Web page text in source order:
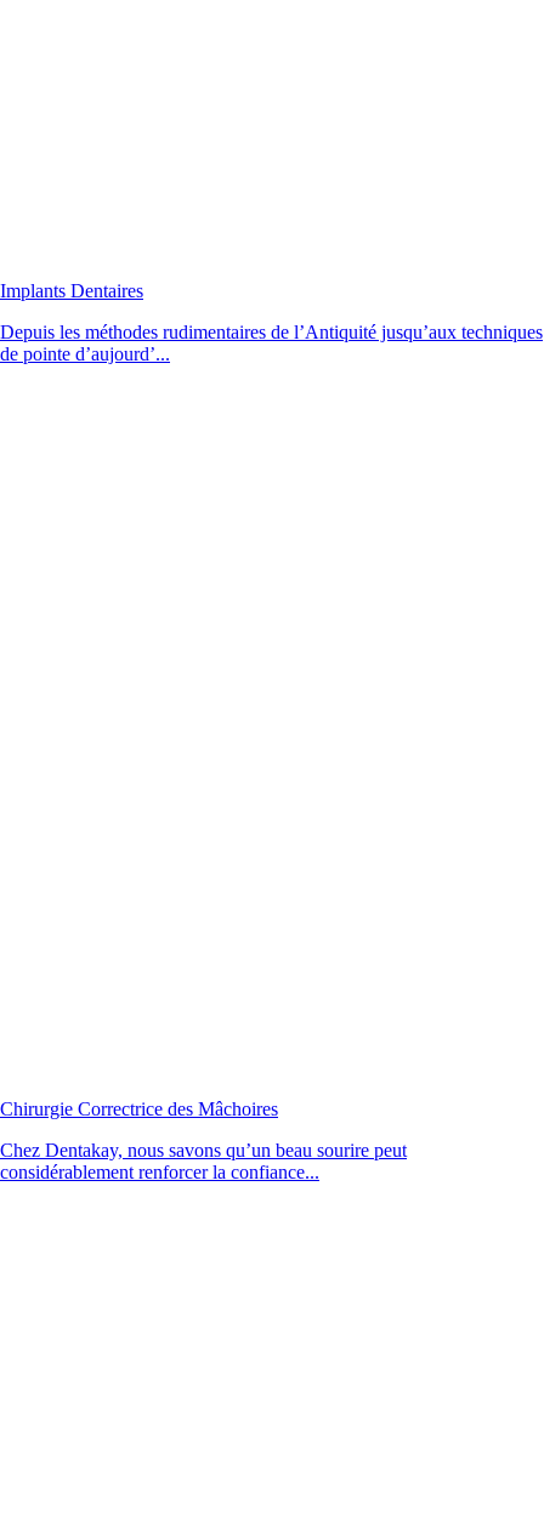
Implants Dentaires
Depuis les méthodes rudimentaires de l’Antiquité jusqu’aux techniques
de pointe d’aujourd’...
Chirurgie Correctrice des Mâchoires
Chez Dentakay, nous savons qu’un beau sourire peut
considérablement renforcer la confiance...